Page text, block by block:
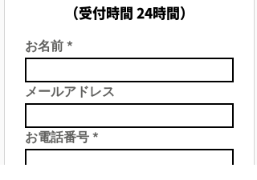
（受付時間 24時間）
お名前
メールアドレス
お電話番号